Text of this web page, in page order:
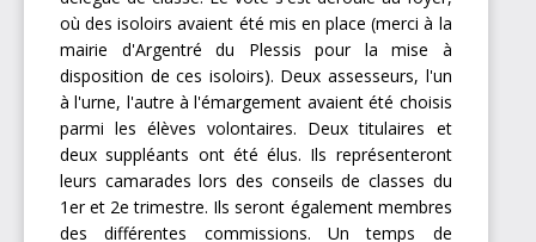
où des isoloirs avaient été mis en place (merci à la
mairie d'Argentré du Plessis pour la mise à
disposition de ces isoloirs). Deux assesseurs, l'un
à l'urne, l'autre à l'émargement avaient été choisis
parmi les élèves volontaires. Deux titulaires et
deux suppléants ont été élus. Ils représenteront
leurs camarades lors des conseils de classes du
1er et 2e trimestre. Ils seront également membres
des différentes commissions. Un temps de